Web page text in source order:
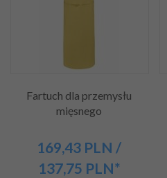
Fartuch dla przemysłu
mięsnego
169,43 PLN /
137,75 PLN*